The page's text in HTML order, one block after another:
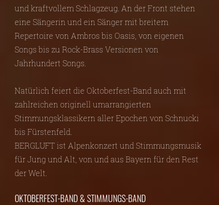
und kraftvollem Schlagzeug. An der Front stehen
eine Sängerin und ein Sänger mit breitem
Repertoire von Ambros bis Oasis, von eigenen
Songs bis zu Rock-Brass Versionen von
Jahrhundert Songs.
Natürlich feiert die Oktoberfest-Band auch mit
zahlreichen originell umarrangierten
Stimmungsklassikern aller Epochen von Schnucki
bis Fürstenfeld.
BERGLUFT ist Alpenkonzert und Stimmungsmusik
für Jung und Alt, von und aus Bayern für den Rest
der Welt.
OKTOBERFEST-BAND & STIMMUNGS-BAND